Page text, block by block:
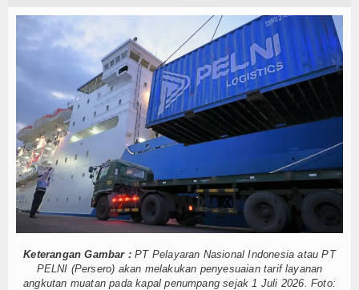
Edukasi
Ekspose
Hukum
Internasional
Kelautan dan Perikanan
Kesehatan
Khazanah
Pulau 3T di Jawa Timur
Siluman Canggih KRI Golok-688
Sun Disergap KRI Kerambit-627
Pimpin Pemotongan Baja Pertama
KKP Terapkan Mekanisme Berlapis
Lancar dan Sukses
Menhan RI, Panglima TNI dan Kepala Staf Angkatan
Getarkan Laut Dabo Singkep
Hajat dan Santuni Anak Yatim
Pulau 3T di Jawa Timur
Siluman Canggih KRI Golok-688
Sun Disergap KRI Kerambit-627
Keterangan Gambar :PT Pelayaran Nasional Indonesia atau PT
PELNI (Persero) akan melakukan penyesuaian tarif layanan
angkutan muatan pada kapal penumpang sejak 1 Juli 2026. Foto: